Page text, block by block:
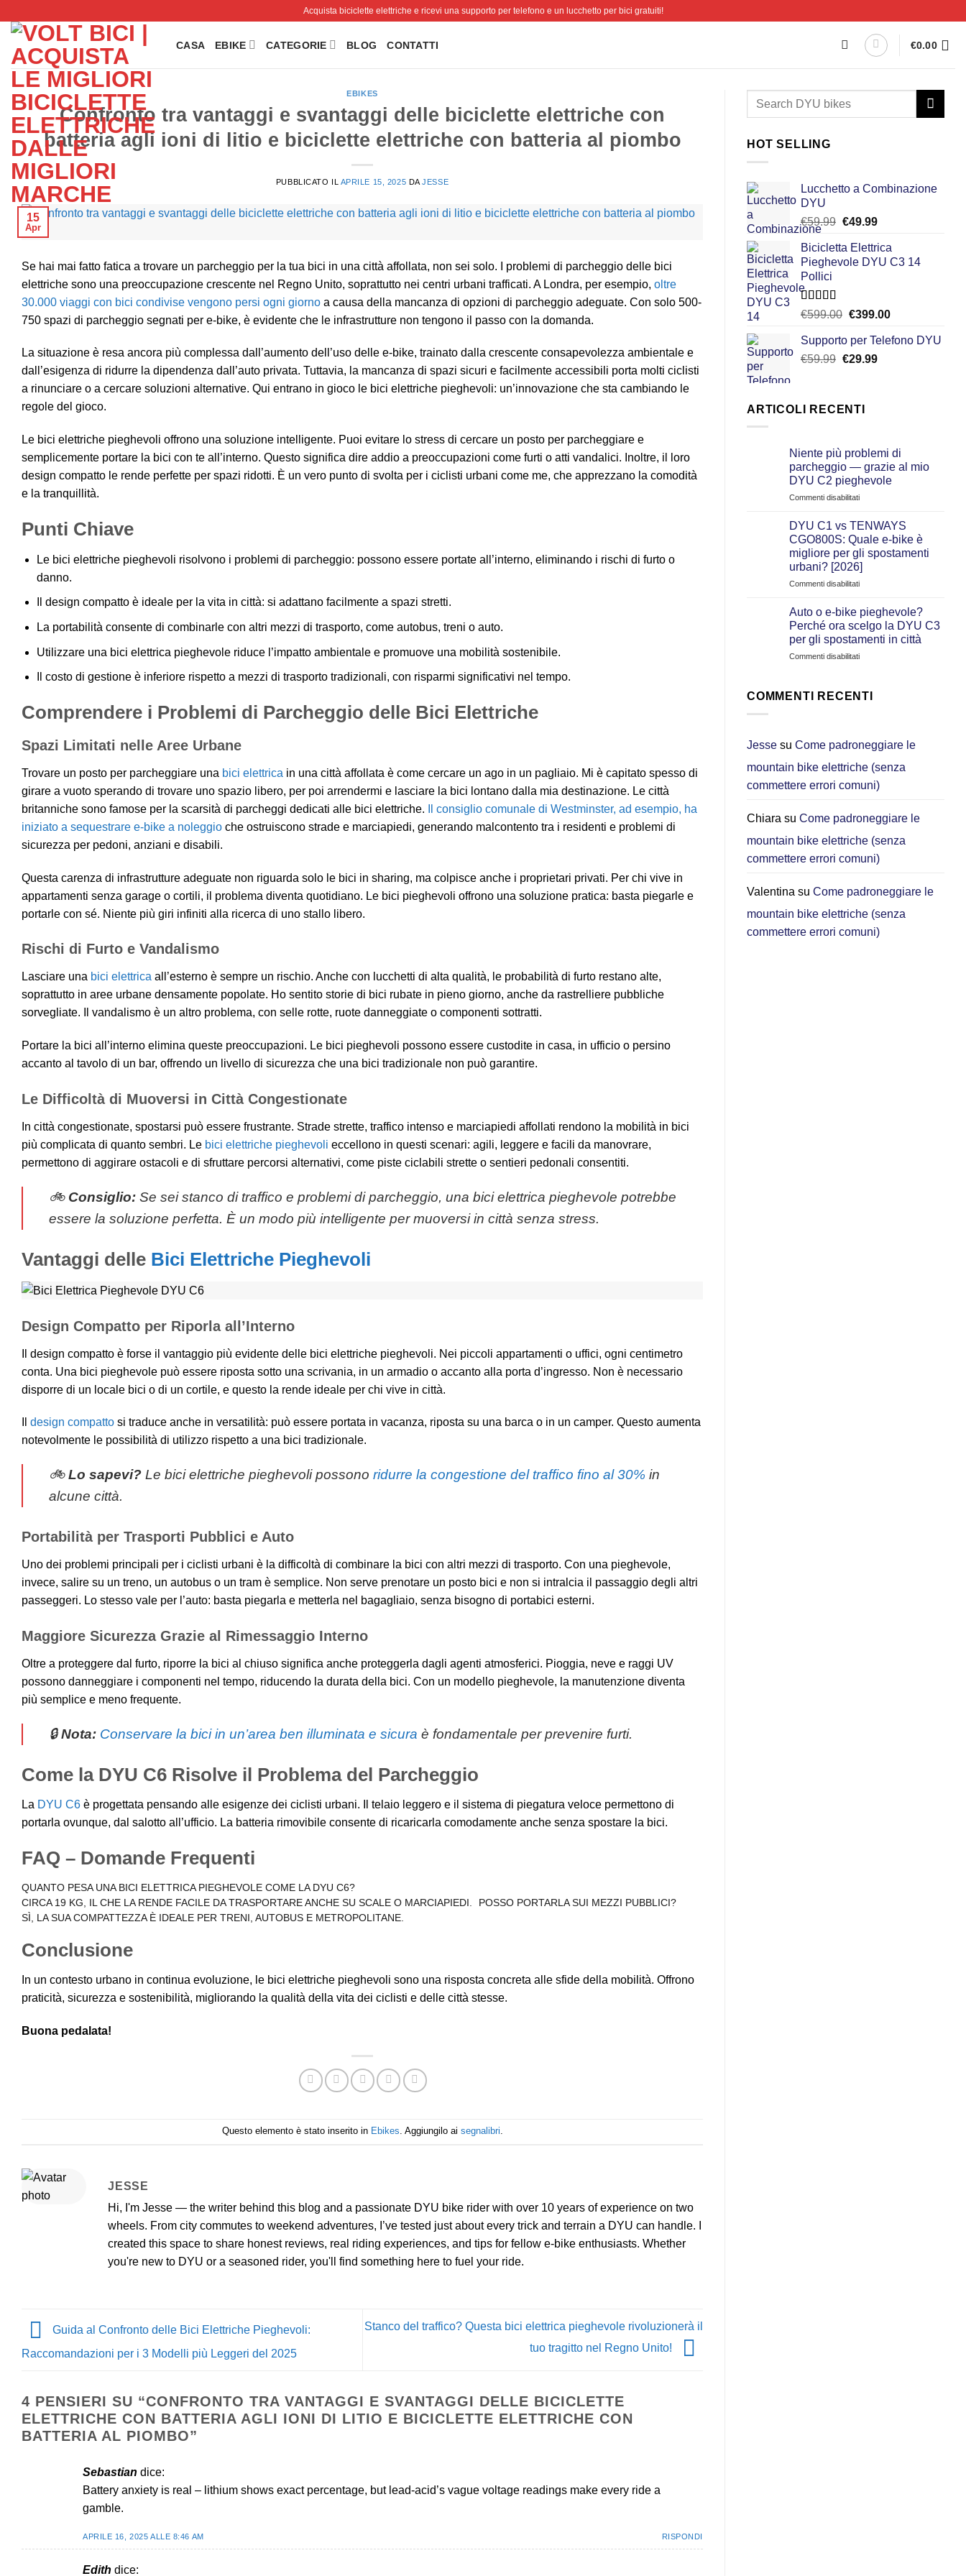
contenuti
Acquista biciclette elettriche e ricevi una supporto per telefono e un lucchetto per bici gratuiti!
CASA EBIKE CATEGORIE BLOG CONTATTI €0.00
EBIKES
Confronto tra vantaggi e svantaggi delle biciclette elettriche con
batteria agli ioni di litio e biciclette elettriche con batteria al piombo
PUBBLICATO IL APRILE 15, 2025 DAJESSE
15
Apr
Se hai mai fatto fatica a trovare un parcheggio per la tua bici in una città affollata, non sei solo. I problemi di parcheggio delle bici
elettriche sono una preoccupazione crescente nel Regno Unito, soprattutto nei centri urbani trafficati. A Londra, per esempio, oltre
30.000 viaggi con bici condivise vengono persi ogni giorno a causa della mancanza di opzioni di parcheggio adeguate. Con solo 500-
750 spazi di parcheggio segnati per e-bike, è evidente che le infrastrutture non tengono il passo con la domanda.
La situazione è resa ancora più complessa dall’aumento dell’uso delle e-bike, trainato dalla crescente consapevolezza ambientale e
dall’esigenza di ridurre la dipendenza dall’auto privata. Tuttavia, la mancanza di spazi sicuri e facilmente accessibili porta molti ciclisti
a rinunciare o a cercare soluzioni alternative. Qui entrano in gioco le bici elettriche pieghevoli: un’innovazione che sta cambiando le
regole del gioco.
Le bici elettriche pieghevoli offrono una soluzione intelligente. Puoi evitare lo stress di cercare un posto per parcheggiare e
semplicemente portare la bici con te all’interno. Questo significa dire addio a preoccupazioni come furti o atti vandalici. Inoltre, il loro
design compatto le rende perfette per spazi ridotti. È un vero punto di svolta per i ciclisti urbani come me, che apprezzano la comodità
e la tranquillità.
Punti Chiave
Le bici elettriche pieghevoli risolvono i problemi di parcheggio: possono essere portate all’interno, eliminando i rischi di furto o
danno.
Il design compatto è ideale per la vita in città: si adattano facilmente a spazi stretti.
La portabilità consente di combinarle con altri mezzi di trasporto, come autobus, treni o auto.
Utilizzare una bici elettrica pieghevole riduce l’impatto ambientale e promuove una mobilità sostenibile.
Il costo di gestione è inferiore rispetto a mezzi di trasporto tradizionali, con risparmi significativi nel tempo.
Comprendere i Problemi di Parcheggio delle Bici Elettriche
Spazi Limitati nelle Aree Urbane
Trovare un posto per parcheggiare una bici elettrica in una città affollata è come cercare un ago in un pagliaio. Mi è capitato spesso di
girare a vuoto sperando di trovare uno spazio libero, per poi arrendermi e lasciare la bici lontano dalla mia destinazione. Le città
britanniche sono famose per la scarsità di parcheggi dedicati alle bici elettriche.
Il consiglio comunale di Westminster, ad esempio, ha
iniziato a sequestrare e-bike a noleggio che ostruiscono strade e marciapiedi, generando malcontento tra i residenti e problemi di
sicurezza per pedoni, anziani e disabili.
Questa carenza di infrastrutture adeguate non riguarda solo le bici in sharing, ma colpisce anche i proprietari privati. Per chi vive in
appartamenti senza garage o cortili, il problema diventa quotidiano. Le bici pieghevoli offrono una soluzione pratica: basta piegarle e
portarle con sé. Niente più giri infiniti alla ricerca di uno stallo libero.
Rischi di Furto e Vandalismo
Lasciare una bici elettrica all’esterno è sempre un rischio. Anche con lucchetti di alta qualità, le probabilità di furto restano alte,
soprattutto in aree urbane densamente popolate. Ho sentito storie di bici rubate in pieno giorno, anche da rastrelliere pubbliche
sorvegliate. Il vandalismo è un altro problema, con selle rotte, ruote danneggiate o componenti sottratti.
Portare la bici all’interno elimina queste preoccupazioni. Le bici pieghevoli possono essere custodite in casa, in ufficio o persino
accanto al tavolo di un bar, offrendo un livello di sicurezza che una bici tradizionale non può garantire.
Le Difficoltà di Muoversi in Città Congestionate
In città congestionate, spostarsi può essere frustrante. Strade strette, traffico intenso e marciapiedi affollati rendono la mobilità in bici
più complicata di quanto sembri. Le bici elettriche pieghevoli eccellono in questi scenari: agili, leggere e facili da manovrare,
permettono di aggirare ostacoli e di sfruttare percorsi alternativi, come piste ciclabili strette o sentieri pedonali consentiti.
🚲 Consiglio: Se sei stanco di traffico e problemi di parcheggio, una bici elettrica pieghevole potrebbe
essere la soluzione perfetta. È un modo più intelligente per muoversi in città senza stress.
Vantaggi delle Bici Elettriche Pieghevoli
Design Compatto per Riporla all’Interno
Il design compatto è forse il vantaggio più evidente delle bici elettriche pieghevoli. Nei piccoli appartamenti o uffici, ogni centimetro
conta. Una bici pieghevole può essere riposta sotto una scrivania, in un armadio o accanto alla porta d’ingresso. Non è necessario
disporre di un locale bici o di un cortile, e questo la rende ideale per chi vive in città.
design compatto si traduce anche in versatilità: può essere portata in vacanza, riposta su una barca o in un camper. Questo aumenta
notevolmente le possibilità di utilizzo rispetto a una bici tradizionale.
🚲Lo sapevi? Le bici elettriche pieghevoli possono ridurre la congestione del traffico fino al 30% in
alcune città.
Portabilità per Trasporti Pubblici e Auto
Uno dei problemi principali per i ciclisti urbani è la difficoltà di combinare la bici con altri mezzi di trasporto. Con una pieghevole,
invece, salire su un treno, un autobus o un tram è semplice. Non serve prenotare un posto bici e non si intralcia il passaggio degli altri
passeggeri. Lo stesso vale per l’auto: basta piegarla e metterla nel bagagliaio, senza bisogno di portabici esterni.
Maggiore Sicurezza Grazie al Rimessaggio Interno
Oltre a proteggere dal furto, riporre la bici al chiuso significa anche proteggerla dagli agenti atmosferici. Pioggia, neve e raggi UV
possono danneggiare i componenti nel tempo, riducendo la durata della bici. Con un modello pieghevole, la manutenzione diventa
più semplice e meno frequente.
🔒Nota: Conservare la bici in un’area ben illuminata e sicura è fondamentale per prevenire furti.
Come la DYU C6 Risolve il Problema del Parcheggio
La DYU C6 è progettata pensando alle esigenze dei ciclisti urbani. Il telaio leggero e il sistema di piegatura veloce permettono di
portarla ovunque, dal salotto all’ufficio. La batteria rimovibile consente di ricaricarla comodamente anche senza spostare la bici.
FAQ – Domande Frequenti
QUANTO PESA UNA BICI ELETTRICA PIEGHEVOLE COME LA DYU C6?
CIRCA 19 KG, IL CHE LA RENDE FACILE DA TRASPORTARE ANCHE SU SCALE O MARCIAPIEDI.
POSSO PORTARLA SUI MEZZI PUBBLICI?
SÌ, LA SUA COMPATTEZZA È IDEALE PER TRENI, AUTOBUS E METROPOLITANE.
Conclusione
In un contesto urbano in continua evoluzione, le bici elettriche pieghevoli sono una risposta concreta alle sfide della mobilità. Offrono
praticità, sicurezza e sostenibilità, migliorando la qualità della vita dei ciclisti e delle città stesse.
Buona pedalata!
Questo elemento è stato inserito in Ebikes. Aggiungilo ai segnalibri.
JESSE
Hi, I'm Jesse — the writer behind this blog and a passionate DYU bike rider with over 10 years of experience on two
wheels. From city commutes to weekend adventures, I’ve tested just about every trick and terrain a DYU can handle. I
created this space to share honest reviews, real riding experiences, and tips for fellow e-bike enthusiasts. Whether
you're new to DYU or a seasoned rider, you'll find something here to fuel your ride.
Guida al Confronto delle Bici Elettriche Pieghevoli:
Raccomandazioni per i 3 Modelli più Leggeri del 2025
Stanco del traffico? Questa bici elettrica pieghevole rivoluzionerà il
tuo tragitto nel Regno Unito!
4 PENSIERI SU “CONFRONTO TRA VANTAGGI E SVANTAGGI DELLE BICICLETTE
ELETTRICHE CON BATTERIA AGLI IONI DI LITIO E BICICLETTE ELETTRICHE CON
BATTERIA AL PIOMBO”
Sebastian dice:
Battery anxiety is real – lithium shows exact percentage, but lead-acid’s vague voltage readings make every ride a
gamble.
APRILE 16, 2025 ALLE 8:46 AM RISPONDI
Edith dice:
HOT SELLING
Lucchetto a Combinazione
DYU
€59.99 Il
originale
era:
€49.99Il
attuale
è:
Bicicletta Elettrica
Pieghevole DYU C3 14
Pollici
Valutato
€599.00 Il
originale
era:
€399.00Il
attuale
Supporto per Telefono DYU
€59.99 Il
era:
€29.99Il
ARTICOLI RECENTI
Niente più problemi di
parcheggio — grazie al mio
DYU C2 pieghevole
Commenti disabilitatisu
più
problemi
di
parcheggio
—
grazie
mio
DYU
C2
pieghevole
DYU C1 vs TENWAYS
CGO800S: Quale e‑bike è
migliore per gli spostamenti
urbani? [2026]
Commenti disabilitatisu
C1
vs
TENWAYS
CGO800S:
Quale
migliore
urbani?
[2026]
Auto o e-bike pieghevole?
Perché ora scelgo la DYU C3
per gli spostamenti in città
Commenti disabilitatisu
e-
ora
scelgo
la
C3
gli
spostamenti
in
COMMENTI RECENTI
Jesse su Come padroneggiare le
mountain bike elettriche (senza
commettere errori comuni)
Chiara su Come padroneggiare le
mountain bike elettriche (senza
commettere errori comuni)
Valentina su Come padroneggiare le
mountain bike elettriche (senza
commettere errori comuni)